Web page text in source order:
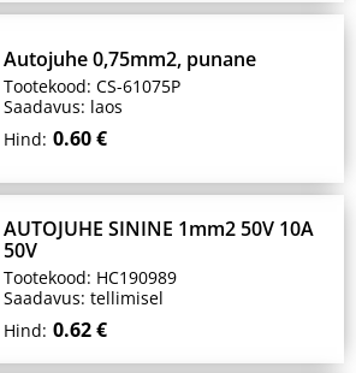
Autojuhe 0,75mm2, punane
Tootekood: CS-61075P
Saadavus: laos
Hind: 0.60 €
AUTOJUHE SININE 1mm2 50V 10A
50V
Tootekood: HC190989
Saadavus: tellimisel
Hind: 0.62 €